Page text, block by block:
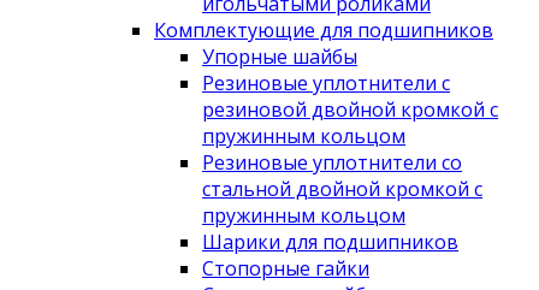
Комплектующие для подшипников
Упорные шайбы
Резиновые уплотнители с
резиновой двойной кромкой с
пружинным кольцом
Резиновые уплотнители со
стальной двойной кромкой с
пружинным кольцом
Шарики для подшипников
Стопорные гайки